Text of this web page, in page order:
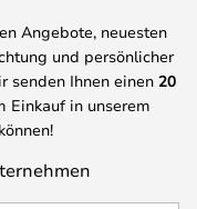
Angebote, neuesten
und persönlicher
senden Ihnen einen 20
Einkauf in unserem